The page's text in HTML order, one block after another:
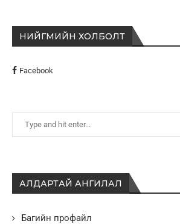
НИЙГМИЙН ХОЛБОЛТ
Facebook
АЛДАРТАЙ АНГИЛАЛ
Багийн профайл